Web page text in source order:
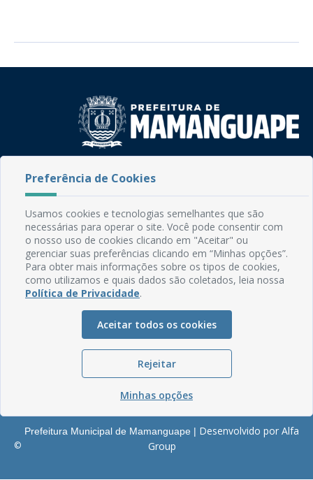
CEP: 58.280-000 - Mamanguape/PB
Fone: (83) 3292-2246
Email: comunicacao@mamanguape.pb.gov.br
Expediente: Segunda à Sexta, das 08h às 13h
Mapa do Site
Perguntas frequentes
Glossário
Serviços Internos
©
Prefeitura Municipal de Mamanguape | Desenvolvido por Alfa
Group
Preferência de Cookies
Usamos cookies e tecnologias semelhantes que são
necessárias para operar o site. Você pode consentir com
o nosso uso de cookies clicando em "Aceitar" ou
gerenciar suas preferências clicando em “Minhas opções”.
Para obter mais informações sobre os tipos de cookies,
como utilizamos e quais dados são coletados, leia nossa
Política de Privacidade.
Aceitar todos os cookies
Rejeitar
Minhas opções